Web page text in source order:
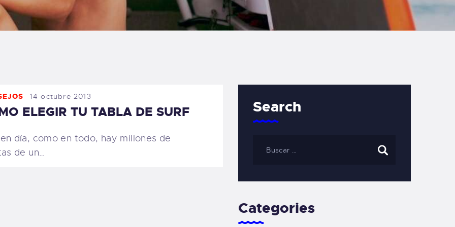
CARRITO
FAMILY
14 octubre 2013
ELEGIR TU TABLA DE SURF
día, como en todo, hay millones de
de un…
Search
Categories